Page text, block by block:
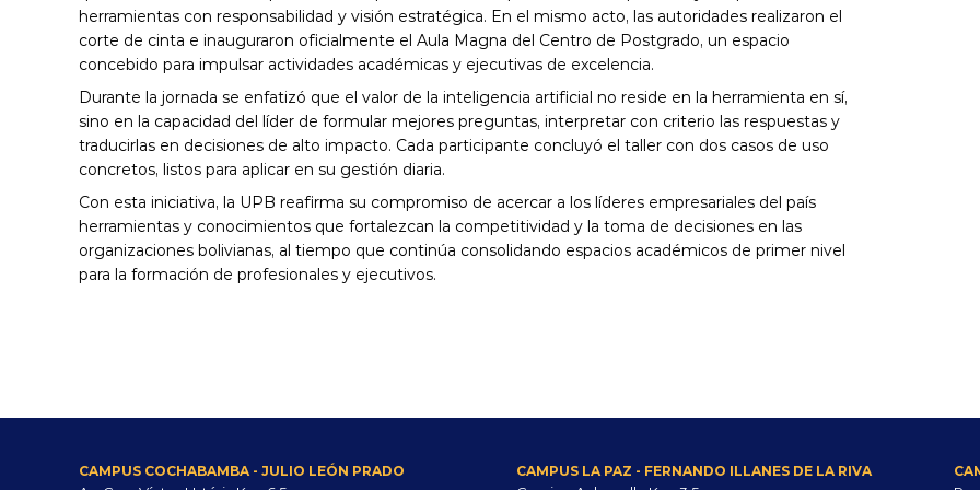
herramientas con responsabilidad y visión estratégica. En el mismo acto, las autoridades realizaron el
corte de cinta e inauguraron oficialmente el Aula Magna del Centro de Postgrado, un espacio
concebido para impulsar actividades académicas y ejecutivas de excelencia.
Durante la jornada se enfatizó que el valor de la inteligencia artificial no reside en la herramienta en sí,
sino en la capacidad del líder de formular mejores preguntas, interpretar con criterio las respuestas y
traducirlas en decisiones de alto impacto. Cada participante concluyó el taller con dos casos de uso
concretos, listos para aplicar en su gestión diaria.
Con esta iniciativa, la UPB reafirma su compromiso de acercar a los líderes empresariales del país
herramientas y conocimientos que fortalezcan la competitividad y la toma de decisiones en las
organizaciones bolivianas, al tiempo que continúa consolidando espacios académicos de primer nivel
para la formación de profesionales y ejecutivos.
CAMPUS COCHABAMBA - JULIO LEÓN PRADO CAMPUS LA PAZ - FERNANDO ILLANES DE LA RIVA